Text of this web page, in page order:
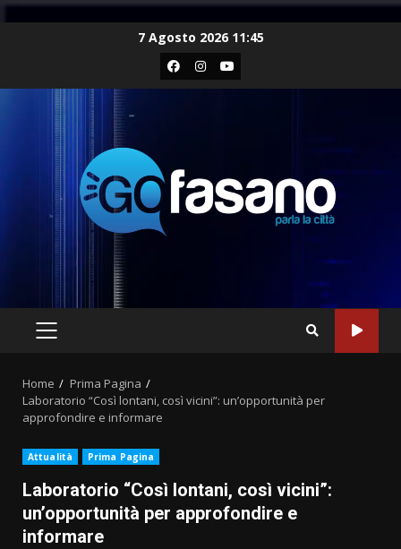
7 Agosto 2026 11:45
Facebook
Instagram
Youtube
PRIMARY
Home
Prima Pagina
Laboratorio “Così lontani, così vicini”: un’opportunità per
approfondire e informare
Attualità Prima Pagina
Laboratorio “Così lontani, così vicini”:
un’opportunità per approfondire e
informare